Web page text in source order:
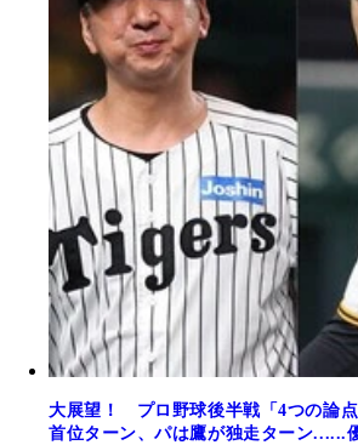
大展望！ プロ野球後半戦「4つの論
首位ターン、パは鷹が独走ターン......